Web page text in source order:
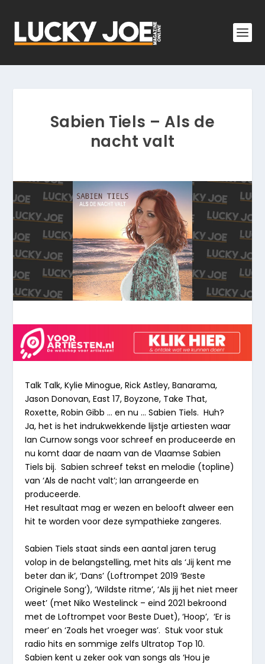
Sabien Tiels – Als de
nacht valt
Talk Talk, Kylie Minogue, Rick Astley, Banarama,
Jason Donovan, East 17, Boyzone, Take That,
Roxette, Robin Gibb … en nu … Sabien Tiels. Huh?
Ja, het is het indrukwekkende lijstje artiesten waar
Ian Curnow songs voor schreef en produceerde en
nu komt daar de naam van de VlaamseSabien
Tiels bij. Sabien schreef tekst en melodie (topline)
van ‘Als de nacht valt’; Ian arrangeerde en
produceerde.
Het resultaat mag er wezen en belooft alweer een
hit te worden voor deze sympathieke zangeres.
Sabien Tiels staat sinds een aantal jaren terug
volop in de belangstelling, met hits als ‘Jij kent me
beter dan ik’, ‘Dans’ (Loftrompet 2019 ‘Beste
Originele Song’), ‘Wildste ritme’, ‘Als jij het niet meer
weet’ (met Niko Westelinck – eind 2021 bekroond
met deLoftrompet voor Beste Duet), ‘Hoop’, ‘Er is
meer’ en ‘Zoals het vroeger was’. Stuk voor stuk
radio hits en sommige zelfs Ultratop Top 10.
Sabien kent u zeker ook van songs als ‘Hou je